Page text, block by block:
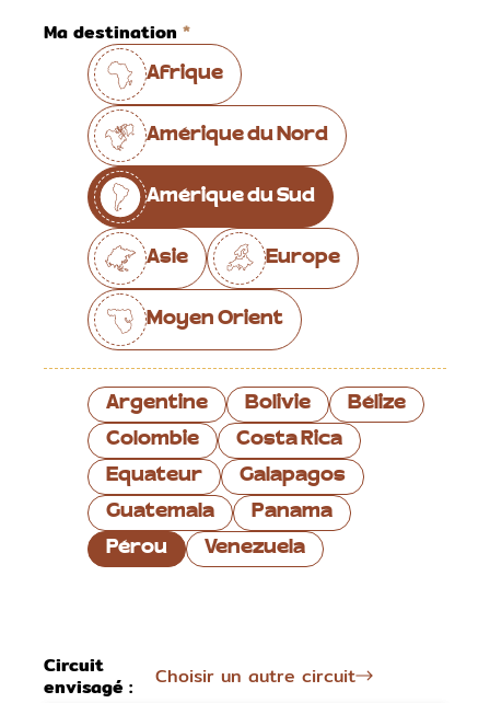
Ma destination
Afrique
Amérique du Nord
Amérique du Sud
Asie Europe
Moyen Orient
Argentine Bolivie Bélize
Colombie Costa Rica
Equateur Galapagos
Guatemala Panama
Pérou Venezuela
Circuit
envisagé :
Choisir un autre circuit